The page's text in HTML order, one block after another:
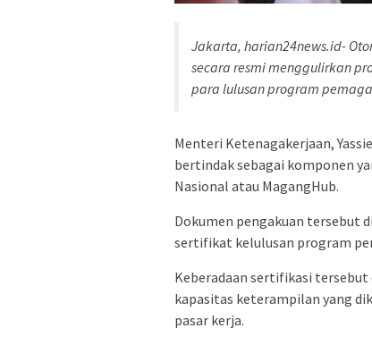
Jakarta, harian24news.id-
secara resmi menggulirkan
para lulusan program
Menteri Ketenagakerjaan,
bertindak sebagai komponen
Nasional atau MagangHub.
Dokumen pengakuan tersebut
sertifikat kelulusan program
Keberadaan sertifikasi
kapasitas keterampilan yang
pasar kerja.